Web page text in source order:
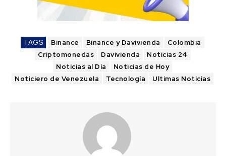
TAGS Binance Binance y Davivienda
Colombia
Criptomonedas
Davivienda
Noticias 24
Noticias al Día
Noticias de Hoy
Noticiero de Venezuela
Tecnología Ultimas Noticias